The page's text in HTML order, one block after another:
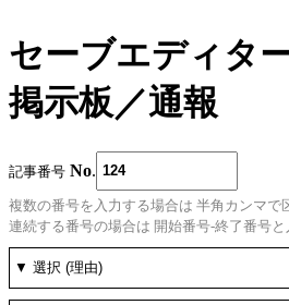
セーブエディタ
掲示板／通報
記事番号 No
複数の番号を入力する場合は 半角カンマで
連続する番号の場合は 開始番号-終了番号